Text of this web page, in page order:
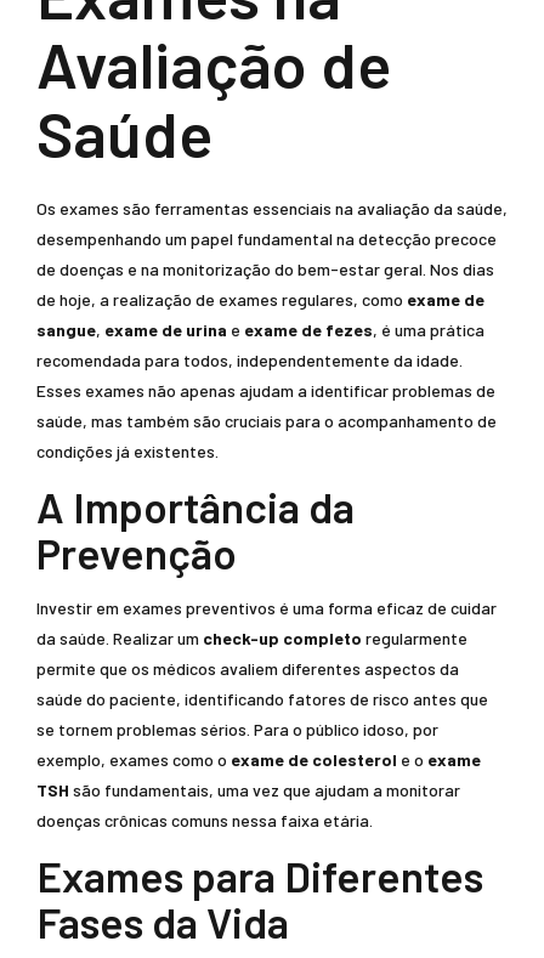
Avaliação de
Saúde
Os exames são ferramentas essenciais na avaliação da saúde,
desempenhando um papel fundamental na detecção precoce
de doenças e na monitorização do bem-estar geral. Nos dias
de hoje, a realização de exames regulares, como exame de
sangue, exame de urina e exame de fezes, é uma prática
recomendada para todos, independentemente da idade.
Esses exames não apenas ajudam a identificar problemas de
saúde, mas também são cruciais para o acompanhamento de
condições já existentes.
A Importância da
Prevenção
Investir em exames preventivos é uma forma eficaz de cuidar
da saúde. Realizar um check-up completo regularmente
permite que os médicos avaliem diferentes aspectos da
saúde do paciente, identificando fatores de risco antes que
se tornem problemas sérios. Para o público idoso, por
exemplo, exames como o exame de colesterol e o exame
TSH são fundamentais, uma vez que ajudam a monitorar
doenças crônicas comuns nessa faixa etária.
Exames para Diferentes
Fases da Vida